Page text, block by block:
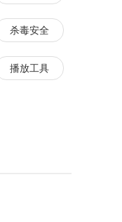
杀毒安全
播放工具